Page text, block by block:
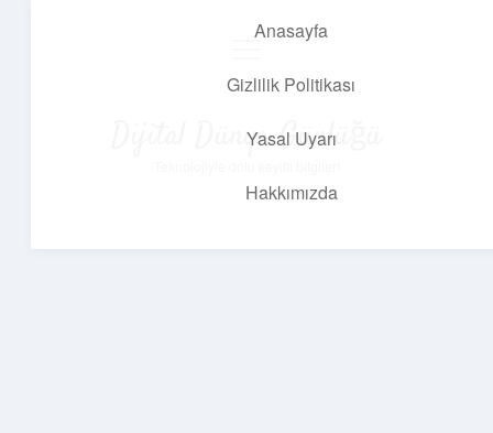
Anasayfa
Gizlilik Politikası
Yasal Uyarı
Hakkımızda
Dijital Dünya Günlüğü